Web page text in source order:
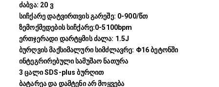
ძაბვა: 20 ვ
სიჩქარე დატვირთვის გარეშე: 0-900/წთ
ზემოქმედების სიჩქარე:0-5100bpm
ერთჯერადი დარტყმის ძალა: 1.5J
ბურღვის მაქსიმალური სიმძლავრე: Φ16 ბეტონში
ინტეგრირებული სამუშაო ნათურა
3 ცალი SDS-plus ბურღით
ბატარეა და დამტენი არ მოყვება